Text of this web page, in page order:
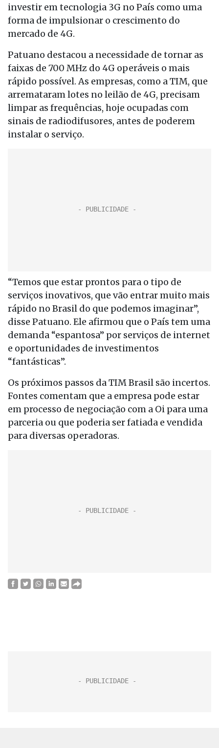
investir em tecnologia 3G no País como uma
forma de impulsionar o crescimento do
mercado de 4G.
Patuano destacou a necessidade de tornar as
faixas de 700 MHz do 4G operáveis o mais
rápido possível. As empresas, como a TIM, que
arremataram lotes no leilão de 4G, precisam
limpar as frequências, hoje ocupadas com
sinais de radiodifusores, antes de poderem
instalar o serviço.
“Temos que estar prontos para o tipo de
serviços inovativos, que vão entrar muito mais
rápido no Brasil do que podemos imaginar”,
disse Patuano. Ele afirmou que o País tem uma
demanda “espantosa” por serviços de internet
e oportunidades de investimentos
“fantásticas”.
Os próximos passos da TIM Brasil são incertos.
Fontes comentam que a empresa pode estar
em processo de negociação com a Oi para uma
parceria ou que poderia ser fatiada e vendida
para diversas operadoras.